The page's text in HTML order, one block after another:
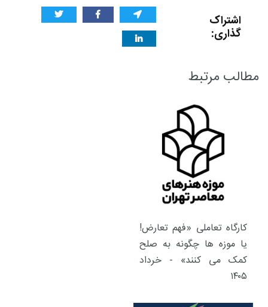
اشتراک
گذاری:
مطالب مرتبط
کارگاه تعاملی «فهم تعارض!
یا موزه ها چگونه به صلح
کمک می کنند» - خرداد
۱۴۰۵